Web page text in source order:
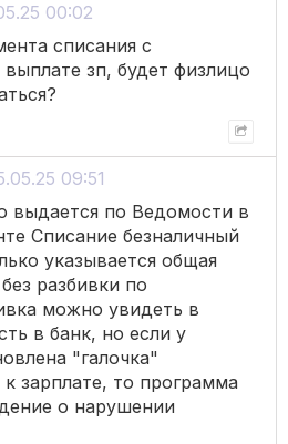
00:02
списания с
выплате зп, будет физлицо
09:51
выдается по Ведомости в
Списание безналичный
указывается общая
разбивки по
можно увидеть в
в банк, но если у
"галочка"
зарплате, то программа
о нарушении